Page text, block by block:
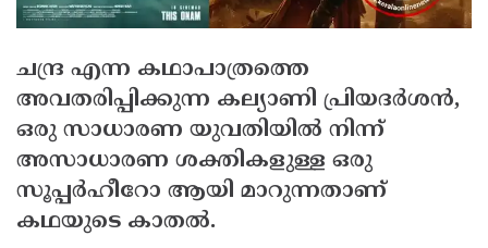
ചന്ദ്ര എന്ന കഥാപാത്രത്തെ
അവതരിപ്പിക്കുന്ന കല്യാണി പ്രിയദര്‍ശന്‍,
ഒരു സാധാരണ യുവതിയില്‍ നിന്ന്
അസാധാരണ ശക്തികളുള്ള ഒരു
സൂപ്പര്‍ഹീറോ ആയി മാറുന്നതാണ്
കഥയുടെ കാതല്‍.